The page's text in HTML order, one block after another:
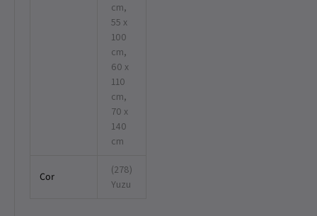
cm,
55 x
100
cm,
60 x
110
cm,
70 x
140
cm
Cor
(278)
Yuzu